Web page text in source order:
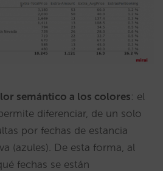
semántico a los colores: el
diferenciar, de un solo
por fechas de estancia
(azules). De esta forma, al
fechas se están